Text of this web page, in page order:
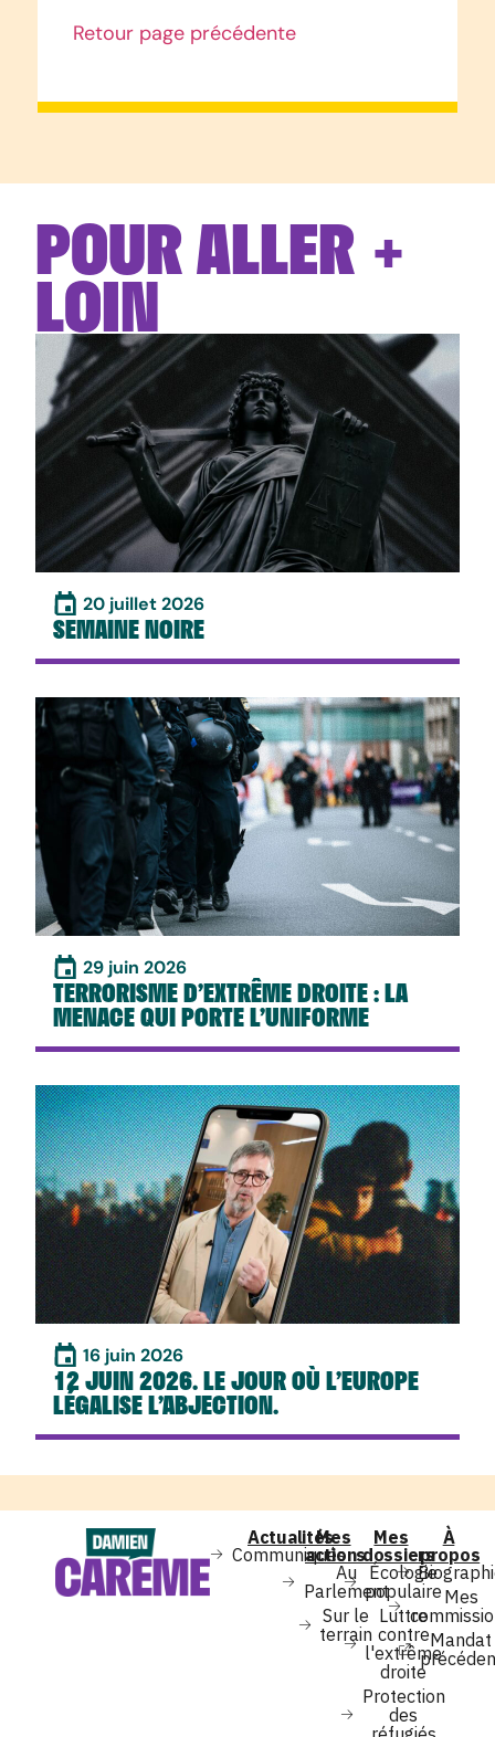
Retour page précédente
POUR ALLER +
LOIN
20 juillet 2026
SEMAINE NOIRE
29 juin 2026
TERRORISME D’EXTRÊME DROITE : LA
MENACE QUI PORTE L’UNIFORME
16 juin 2026
12 JUIN 2026. LE JOUR OÙ L’EUROPE
LÉGALISE L’ABJECTION.
Actualités
Communiqués
Mes
actions
Au
Parlement
Sur le
terrain
Mes
dossiers
Écologie
populaire
Luttre
contre
l'extrême
droite
Protection
des
À
propos
Mes
Mandat